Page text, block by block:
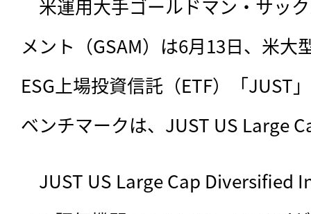
米運用大手ゴールドマン・サッ
メント（GSAM）は6月13日、米大
ESG上場投資信託（ETF）「JUST
ベンチマークは、JUST US Large
JUST US Large Cap Diversified